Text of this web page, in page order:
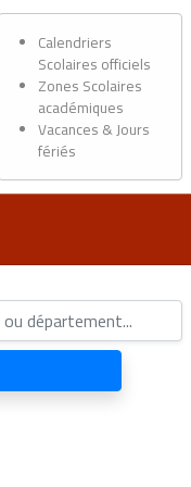
Calendriers
Scolaires officiels
Zones Scolaires
académiques
Vacances & Jours
fériés